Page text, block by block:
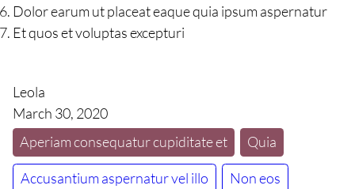
Dolor earum ut placeat eaque quia ipsum aspernatur
Et quos et voluptas excepturi
Leola
March 30, 2020
Aperiam consequatur cupiditate et
Quia
Accusantium aspernatur vel illo Non eos